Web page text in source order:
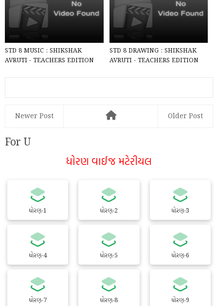
PDF Accordin...
STD 8 MUSIC : SHIKSHAK
AVRUTI - TEACHERS EDITION
NCE...
STD 8 DRAWING : SHIKSHAK
AVRUTI - TEACHERS EDITION
Newer Post Older Post
For U
ધોરણ વાઈજ મટેરીયલ
ધોરણ-1 ધોરણ-2 ધોરણ-3
ધોરણ-4 ધોરણ-5 ધોરણ-6
ધોરણ-7 ધોરણ-8 ધોરણ-9